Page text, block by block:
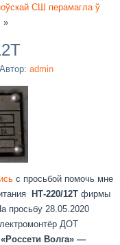
СШ перамагла ў
»
Автор: admin
с просьбой помочь мне
НТ-220/12Т фирмы
просьбу 28.05.2020
ДОТ
«Россети Волга» —